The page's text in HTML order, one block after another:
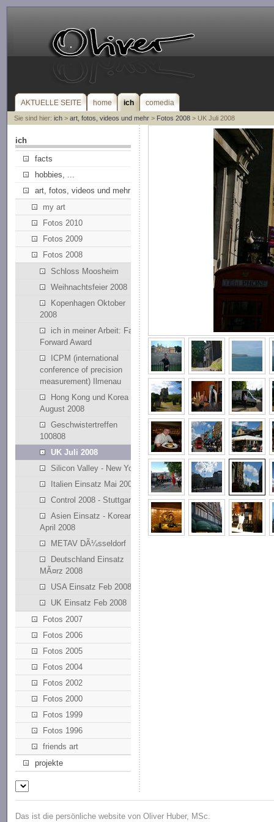
AKTUELLE SEITE home ich comedia
Sie sind hier: ich> art, fotos, videos und mehr> Fotos 2008> UK Juli 2008
ich
facts
hobbies, ...
art, fotos, videos und mehr
my art
Fotos 2010
Fotos 2009
Fotos 2008
Schloss Moosheim
Weihnachtsfeier 2008
Kopenhagen Oktober
2008
ich in meiner Arbeit: Fast
Forward Award
ICPM (international
conference of precision
measurement) Ilmenau
Hong Kong und Korea
August 2008
Geschwistertreffen
100808
UK Juli 2008
Silicon Valley - New York
Italien Einsatz Mai 2008
Control 2008 - Stuttgart
Asien Einsatz - Korean
April 2008
METAV DÃ¼sseldorf
Deutschland Einsatz
MÃ¤rz 2008
USA Einsatz Feb 2008
UK Einsatz Feb 2008
Fotos 2007
Fotos 2006
Fotos 2005
Fotos 2004
Fotos 2002
Fotos 2000
Fotos 1999
Fotos 1996
friends art
projekte
Das ist die persönliche website von Oliver Huber, MSc.